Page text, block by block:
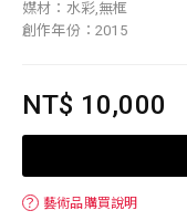
媒材：水彩,無框
創作年份：2015
NT$ 10,000
？ 藝術品購買說明